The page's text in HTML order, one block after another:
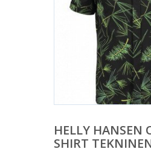
HELLY HANSEN
SHIRT